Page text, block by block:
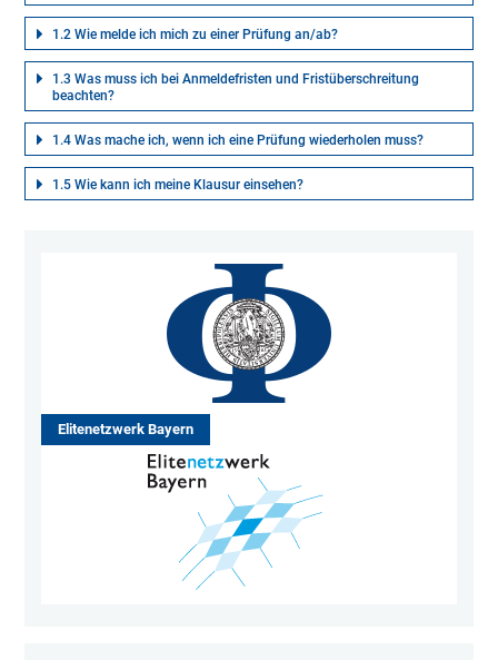
1.2 Wie melde ich mich zu einer Prüfung an/ab?
1.3 Was muss ich bei Anmeldefristen und Fristüberschreitung
beachten?
1.4 Was mache ich, wenn ich eine Prüfung wiederholen muss?
1.5 Wie kann ich meine Klausur einsehen?
Elitenetzwerk Bayern